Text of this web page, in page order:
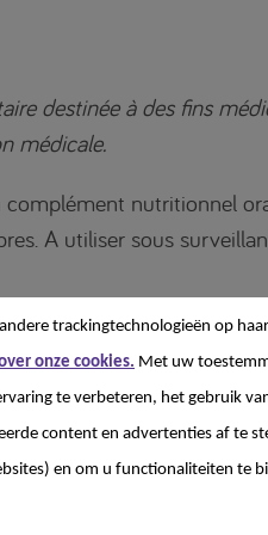
destinée à des fins
médicale.
complément nutritionnel
A utiliser sous
denrée alimentaire
associée à une
et vanille.
trackingtechnologieën op
onze cookies. Met uw
te verbeteren, het gebruik
content en advertenties af te
en om u functionaliteiten te